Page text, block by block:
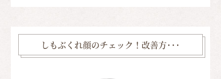
しもぶくれ顔のチェック！改善方･･･